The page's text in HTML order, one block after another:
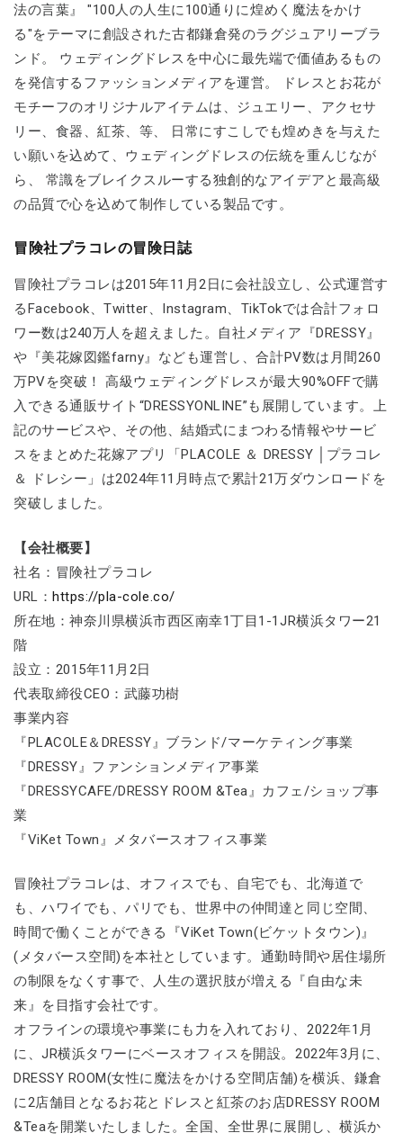
法の言葉』 "100人の人生に100通りに煌めく魔法をかけ
る"をテーマに創設された古都鎌倉発のラグジュアリーブラ
ンド。 ウェディングドレスを中心に最先端で価値あるもの
を発信するファッションメディアを運営。 ドレスとお花が
モチーフのオリジナルアイテムは、ジュエリー、アクセサ
リー、食器、紅茶、等、 日常にすこしでも煌めきを与えた
い願いを込めて、ウェディングドレスの伝統を重んじなが
ら、 常識をブレイクスルーする独創的なアイデアと最高級
の品質で心を込めて制作している製品です。
冒険社プラコレの冒険日誌
冒険社プラコレは2015年11月2日に会社設立し、公式運営す
るFacebook、Twitter、Instagram、TikTokでは合計フォロ
ワー数は240万人を超えました。自社メディア『DRESSY』
や『美花嫁図鑑farny』なども運営し、合計PV数は月間260
万PVを突破！ 高級ウェディングドレスが最大90%OFFで購
入できる通販サイト“DRESSYONLINE”も展開しています。上
記のサービスや、その他、結婚式にまつわる情報やサービ
スをまとめた花嫁アプリ「PLACOLE ＆ DRESSY │プラコレ
＆ ドレシー」は2024年11月時点で累計21万ダウンロードを
突破しました。
【会社概要】
社名：冒険社プラコレ
URL：https://pla-cole.co/
所在地：神奈川県横浜市西区南幸1丁目1-1JR横浜タワー21
階
設立：2015年11月2日
代表取締役CEO：武藤功樹
事業内容
『PLACOLE＆DRESSY』ブランド/マーケティング事業
『DRESSY』ファンションメディア事業
『DRESSYCAFE/DRESSY ROOM &Tea』カフェ/ショップ事
業
『ViKet Town』メタバースオフィス事業
冒険社プラコレは、オフィスでも、自宅でも、北海道で
も、ハワイでも、パリでも、世界中の仲間達と同じ空間、
時間で働くことができる『ViKet Town(ビケットタウン)』
(メタバース空間)を本社としています。通勤時間や居住場所
の制限をなくす事で、人生の選択肢が増える『自由な未
来』を目指す会社です。
オフラインの環境や事業にも力を入れており、2022年1月
に、JR横浜タワーにベースオフィスを開設。2022年3月に、
DRESSY ROOM(女性に魔法をかける空間店舗)を横浜、鎌倉
に2店舗目となるお花とドレスと紅茶のお店DRESSY ROOM
&Teaを開業いたしました。全国、全世界に展開し、横浜か